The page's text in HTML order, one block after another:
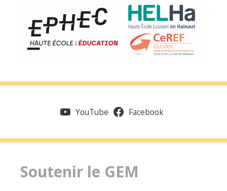
YouTube Facebook
Soutenir le GEM